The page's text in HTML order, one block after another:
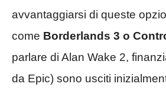
avvantaggiarsi di queste
come Borderlands 3 o
parlare di Alan Wake 2,
da Epic) sono usciti